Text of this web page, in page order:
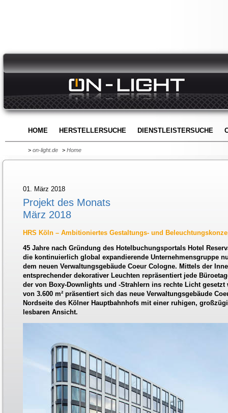
HOME HERSTELLERSUCHE DIENSTLEISTERSUCHE
> on-light.de > Home
01. März 2018
Projekt des Monats
März 2018
HRS Köln – Ambitioniertes Gestaltungs- und
45 Jahre nach Gründung des Hotelbuchungsportals Hotel
die kontinuierlich global expandierende Unternehmensgruppe
dem neuen Verwaltungsgebäude Coeur Cologne. Mittels der
entsprechender dekorativer Leuchten repräsentiert jede
der von Boxy-Downlights und -Strahlern ins rechte Licht
von 3.600 m² präsentiert sich das neue Verwaltungsgebäude
Nordseite des Kölner Hauptbahnhofs mit einer ruhigen,
lesbaren Ansicht.